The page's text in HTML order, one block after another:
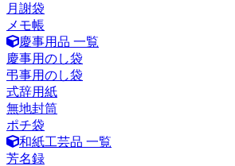
月謝袋
メモ帳
慶事用品 一覧
慶事用のし袋
弔事用のし袋
式辞用紙
無地封筒
ポチ袋
和紙工芸品 一覧
芳名録